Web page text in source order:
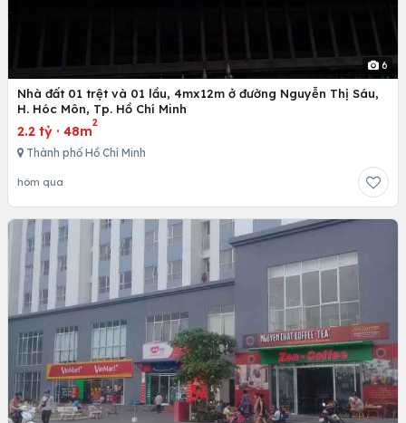
6
Nhà đất 01 trệt và 01 lầu, 4mx12m ở đường Nguyễn Thị Sáu,
H. Hóc Môn, Tp. Hồ Chí Minh
2.2 tỷ · 48m
2
Thành phố Hồ Chí Minh
hôm qua